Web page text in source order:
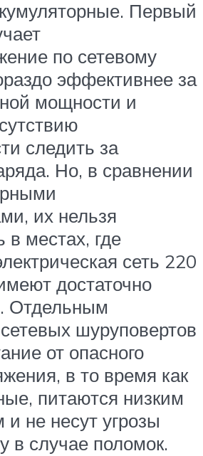
Первый
по сетевому
эффективнее за
мощности и
следить за
Но, в сравнении
их нельзя
в местах, где
сеть 220
достаточно
Отдельным
шуруповертов
от опасного
в то время как
питаются низким
не несут угрозы
в случае поломок.